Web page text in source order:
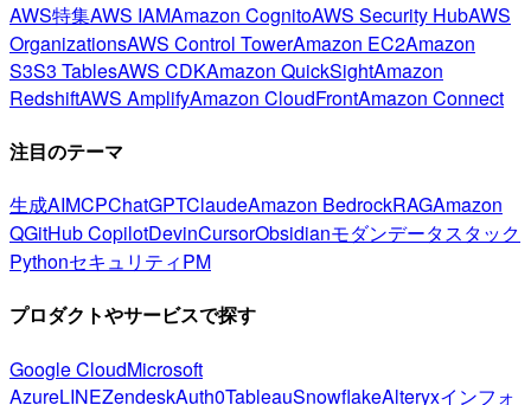
AWS特集AWS IAMAmazon CognitoAWS Security HubAWS
OrganizationsAWS Control TowerAmazon EC2Amazon
S3S3 TablesAWS CDKAmazon QuickSightAmazon
RedshiftAWS AmplifyAmazon CloudFrontAmazon Connect
注目のテーマ
生成AIMCPChatGPTClaudeAmazon BedrockRAGAmazon
QGitHub CopilotDevinCursorObsidianモダンデータスタック
PythonセキュリティPM
プロダクトやサービスで探す
Google CloudMicrosoft
AzureLINEZendeskAuth0TableauSnowflakeAlteryxインフォ